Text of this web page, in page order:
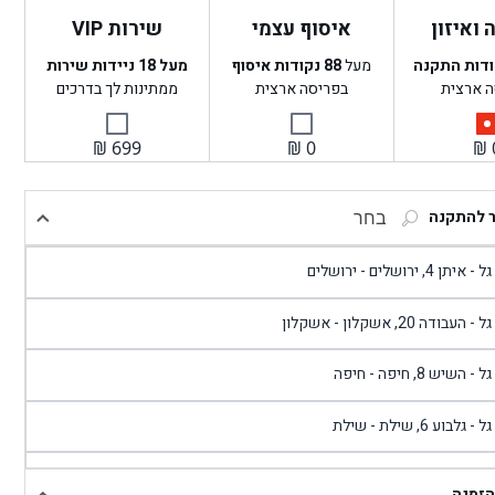
התקנה
ארצית
₪
איסוף עצמי
מעל88 נקודות איסוף
בפריסה ארצית
₪ 0
שירות VIP
מעל 18 ניידות שירות
ממתינות לך בדרכים
₪ 699
להתקנה בחר
4, ירושלים - ירושלים
העבודה 20, אשקלון - אשקלון
- השיש 8, חיפה - חיפה
- גלבוע 6, שילת - שילת
- פוריידיס, כניסה צפונית מול כביש 4 - פרדיס